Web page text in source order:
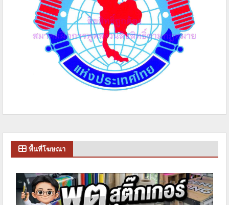
พื้นที่โฆษณา